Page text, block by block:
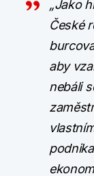
„Jako
České
aby
nebáli